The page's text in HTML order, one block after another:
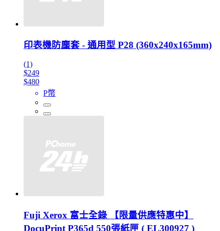
印表機防塵套 - 通用型 P28 (360x240x165mm)
(1)
$249
$480
P幣
Fuji Xerox 富士全錄 【限量供應特惠中】
DocuPrint P365d 550張紙匣 ( EL300927 )